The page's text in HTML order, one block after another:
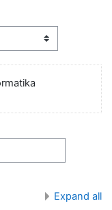
Expand all